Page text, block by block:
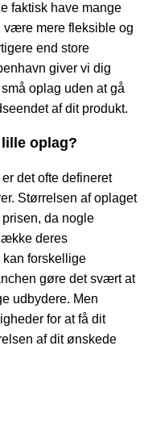
faktisk have mange
være mere fleksible og
end store
giver vi dig
oplag uden at gå
af dit produkt.
oplag?
er det ofte defineret
Størrelsen af oplaget
da nogle
deres
kan forskellige
gøre det svært at
udbydere. Men
for at få dit
af dit ønskede